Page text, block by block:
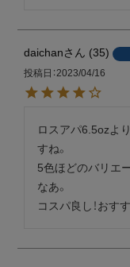
daichan 35
投稿日 2023/04/16
ロスアパ6.5ozよ
すね。
5色ほどのバリエ
なあ。
コスパ良し！おす